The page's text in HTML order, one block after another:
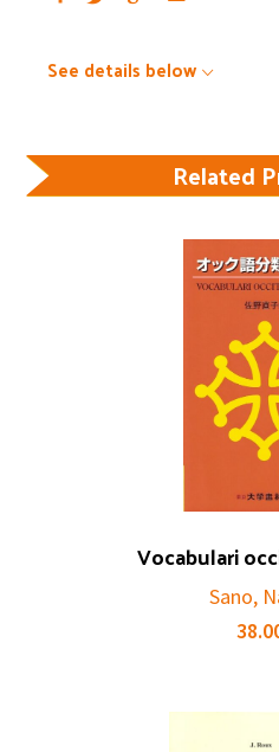
See details below
Related
Vocabulari
Sano,